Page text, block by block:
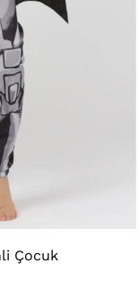
Çocuk